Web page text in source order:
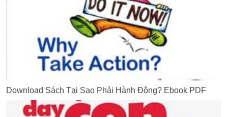
Download Sách Tại Sao Phải Hành Động? Ebook PDF